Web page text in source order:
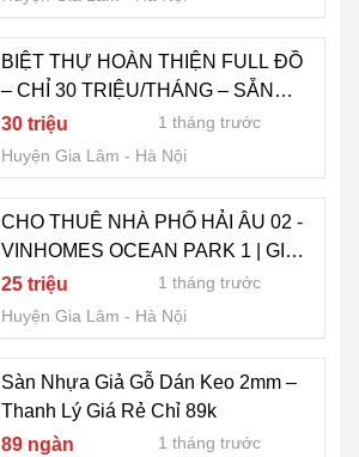
BIỆT THỰ HOÀN THIỆN FULL ĐỒ
– CHỈ 30 TRIỆU/THÁNG – SẴN
VÀO Ở NGAY TẠI VINHOMES
OCEAN PARK 1
30 triệu
1 tháng trước
Huyện Gia Lâm
Hà Nội
CHO THUÊ NHÀ PHỐ HẢI ÂU 02 -
VINHOMES OCEAN PARK 1 | GIÁ
CHỈ 2X TRIỆU/THÁNG
25 triệu
1 tháng trước
Huyện Gia Lâm
Hà Nội
Sàn Nhựa Giả Gỗ Dán Keo 2mm –
Thanh Lý Giá Rẻ Chỉ 89k
89 ngàn
1 tháng trước